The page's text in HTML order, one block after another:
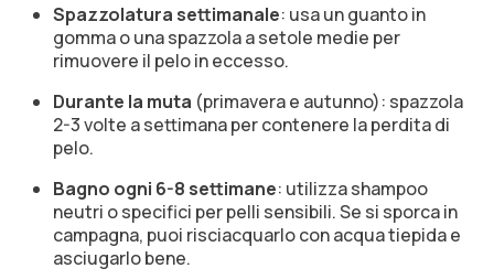
Spazzolatura settimanale: usa un guanto in
gomma o una spazzola a setole medie per
rimuovere il pelo in eccesso.
Durante la muta (primavera e autunno): spazzola
2-3 volte a settimana per contenere la perdita di
pelo.
Bagno ogni 6-8 settimane: utilizza shampoo
neutri o specifici per pelli sensibili. Se si sporca in
campagna, puoi risciacquarlo con acqua tiepida e
asciugarlo bene.